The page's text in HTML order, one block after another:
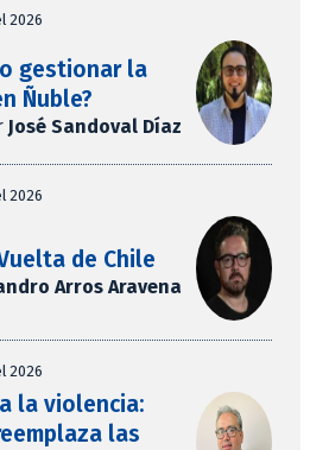
2026
gestionar la
Ñuble?
José Sandoval Díaz
2026
de Chile
Arros Aravena
2026
la violencia:
las